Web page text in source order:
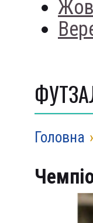
Головна ›